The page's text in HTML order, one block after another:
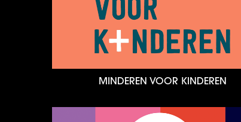
MINDEREN VOOR KINDEREN